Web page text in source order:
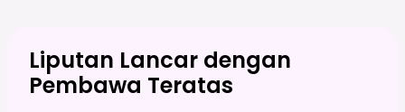
Liputan Lancar dengan
Pembawa Teratas